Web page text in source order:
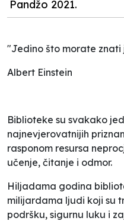
Pandžo 2021.
"Jedino što morate
Albert Einstein
Biblioteke su svakako
najnevjerovatnijih
rasponom resursa
učenje, čitanje i odmor.
Hiljadama godina
milijardama ljudi koji su
podršku, sigurnu luku i